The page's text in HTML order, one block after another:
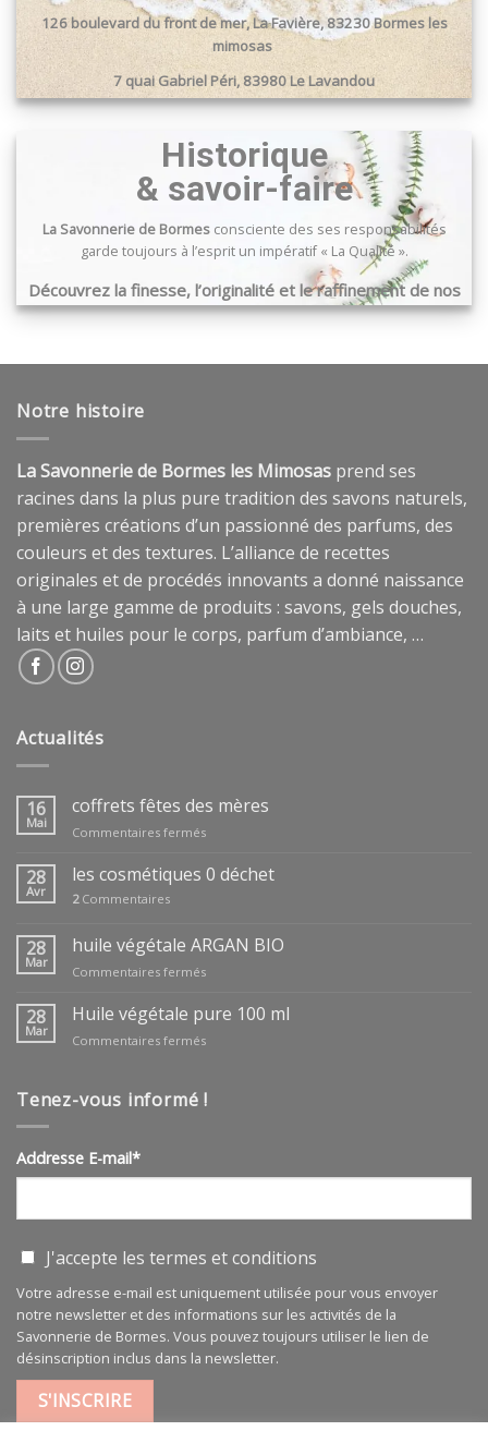
126 boulevard du front de mer, La Favière, 83230 Bormes les
mimosas
7 quai Gabriel Péri, 83980 Le Lavandou
Historique
& savoir-faire
La Savonnerie de Bormesconsciente des ses responsabilités
garde toujours à l’esprit un impératif « La Qualité ».
Découvrez la finesse, l’originalité et le raffinement de nos
produits …
Notre histoire
La Savonnerie de Bormes les Mimosas prend ses
racines dans la plus pure tradition des savons naturels,
premières créations d’un passionné des parfums, des
couleurs et des textures. L’alliance de recettes
originales et de procédés innovants a donné naissance
à une large gamme de produits : savons, gels douches,
laits et huiles pour le corps, parfum d’ambiance, …
Actualités
16
Mai
coffrets fêtes des mères
Commentaires ferméssur
fêtes
des
28
Avr
les cosmétiques 0 déchet
2Commentaires
28
Mar
huile végétale ARGAN BIO
Commentaires ferméssur
végétale
ARGAN
BIO
28
Mar
Huile végétale pure 100 ml
Commentaires ferméssur
pure
Tenez-vous informé !
Addresse E-mail*
J'accepte les termes et conditions
Votre adresse e-mail est uniquement utilisée pour vous envoyer
notre newsletter et des informations sur les activités de la
Savonnerie de Bormes. Vous pouvez toujours utiliser le lien de
désinscription inclus dans la newsletter.